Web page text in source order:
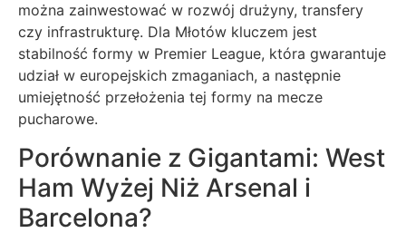
można zainwestować w rozwój drużyny, transfery
czy infrastrukturę. Dla Młotów kluczem jest
stabilność formy w Premier League, która gwarantuje
udział w europejskich zmaganiach, a następnie
umiejętność przełożenia tej formy na mecze
pucharowe.
Porównanie z Gigantami: West
Ham Wyżej Niż Arsenal i
Barcelona?